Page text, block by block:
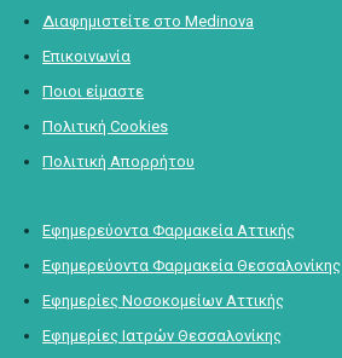
Διαφημιστείτε στο Medinova
Επικοινωνία
Ποιοι είμαστε
Πολιτική Cookies
Πολιτική Απορρήτου
Εφημερεύοντα Φαρμακεία Αττικής
Εφημερεύοντα Φαρμακεία Θεσσαλονίκης
Εφημερίες Νοσοκομείων Αττικής
Εφημερίες Ιατρών Θεσσαλονίκης